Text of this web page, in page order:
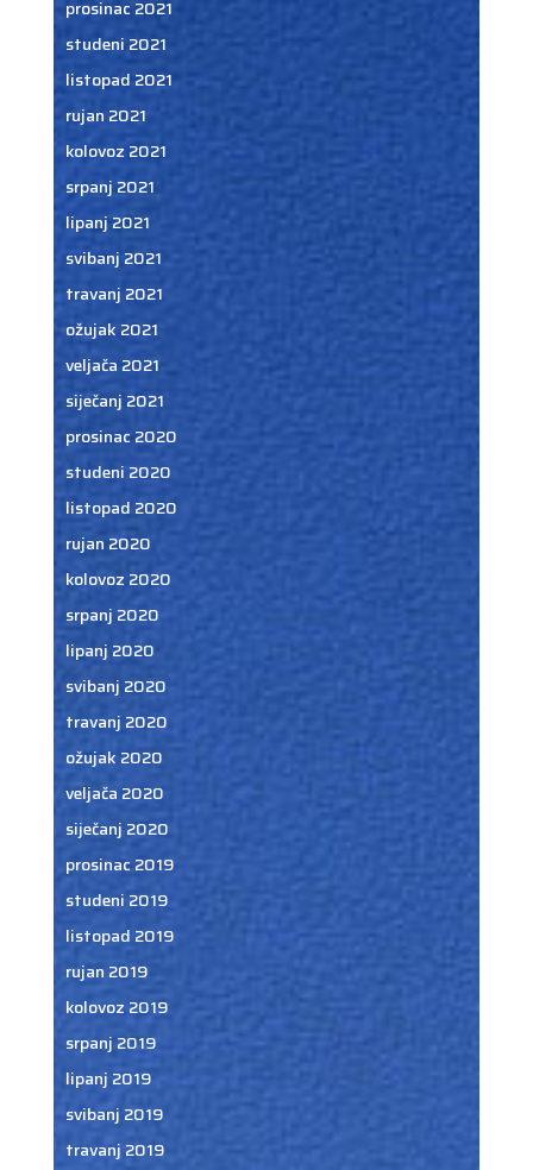
prosinac 2021
studeni 2021
listopad 2021
rujan 2021
kolovoz 2021
srpanj 2021
lipanj 2021
svibanj 2021
travanj 2021
ožujak 2021
veljača 2021
siječanj 2021
prosinac 2020
studeni 2020
listopad 2020
rujan 2020
kolovoz 2020
srpanj 2020
lipanj 2020
svibanj 2020
travanj 2020
ožujak 2020
veljača 2020
siječanj 2020
prosinac 2019
studeni 2019
listopad 2019
rujan 2019
kolovoz 2019
srpanj 2019
lipanj 2019
svibanj 2019
travanj 2019